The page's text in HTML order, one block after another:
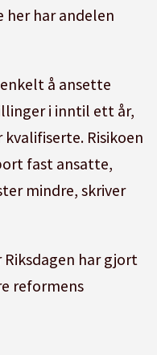
har andelen
å ansette
i inntil ett år,
Risikoen
fast ansatte,
mindre, skriver
har gjort
reformens